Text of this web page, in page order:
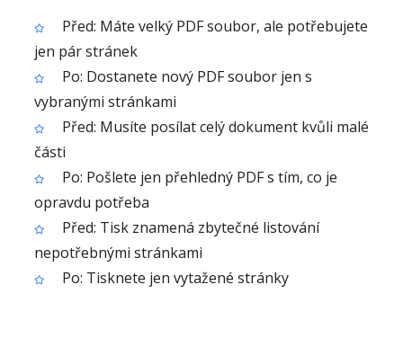
Před: Máte velký PDF soubor, ale potřebujete
jen pár stránek
Po: Dostanete nový PDF soubor jen s
vybranými stránkami
Před: Musíte posílat celý dokument kvůli malé
části
Po: Pošlete jen přehledný PDF s tím, co je
opravdu potřeba
Před: Tisk znamená zbytečné listování
nepotřebnými stránkami
Po: Tisknete jen vytažené stránky